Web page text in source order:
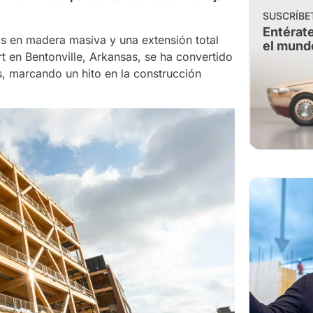
en madera masiva y una extensión total
en Bentonville, Arkansas, se ha convertido
marcando un hito en la construcción
el